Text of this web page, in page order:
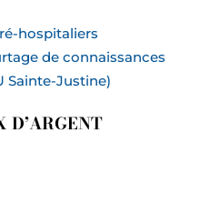
hospitaliers
de connaissances
Sainte-Justine)
D’ARGENT